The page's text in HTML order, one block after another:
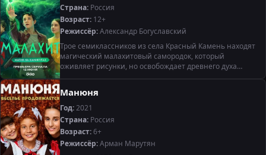
Страна: Россия
Возраст: 12+
Режиссёр:Александр Богуславский
Трое семиклассников из села Красный Камень находят
магический малахитовый самородок, который
оживляет рисунки, но освобождает древнего духа
Манюня
Год:2021
Страна: Россия
Возраст:6+
Режиссёр:Арман Марутян